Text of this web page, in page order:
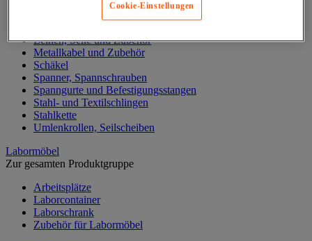
Karabinerhaken, Kettenglieder, Haken
Leinen, Seile und Zubehör
Metallkabel und Zubehör
Schäkel
Spanner, Spannschrauben
Spanngurte und Befestigungsstangen
Stahl- und Textilschlingen
Stahlkette
Umlenkrollen, Seilscheiben
Labormöbel
Zur gesamten Produktgruppe
Arbeitsplätze
Laborcontainer
Laborschrank
Zubehör für Labormöbel
Cookie-Einstellungen